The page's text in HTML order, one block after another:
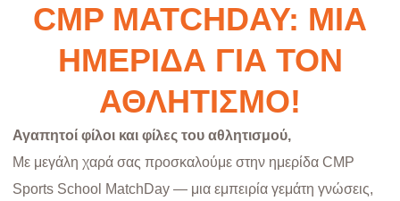
CMP MATCHDAY: ΜΊΑ
ΗΜΕΡΊΔΑ ΓΙΑ ΤΟΝ
ΑΘΛΗΤΙΣΜΌ!
Αγαπητοί φίλοι και φίλες του αθλητισμού,
Με μεγάλη χαρά σας προσκαλούμε στην ημερίδα CMP
Sports School MatchDay — μια εμπειρία γεμάτη γνώσεις,